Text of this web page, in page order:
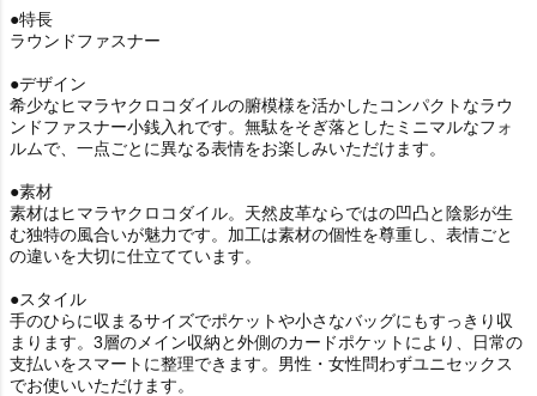
●特長
ラウンドファスナー
●デザイン
希少なヒマラヤクロコダイルの腑模様を活かしたコンパクトなラウ
ンドファスナー小銭入れです。無駄をそぎ落としたミニマルなフォ
ルムで、一点ごとに異なる表情をお楽しみいただけます。
●素材
素材はヒマラヤクロコダイル。天然皮革ならではの凹凸と陰影が生
む独特の風合いが魅力です。加工は素材の個性を尊重し、表情ごと
の違いを大切に仕立てています。
●スタイル
手のひらに収まるサイズでポケットや小さなバッグにもすっきり収
まります。3層のメイン収納と外側のカードポケットにより、日常の
支払いをスマートに整理できます。男性・女性問わずユニセックス
でお使いいただけます。